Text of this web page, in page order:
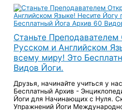
Перейти
содержимому
Станьте
Русском и Английском
всему миру! Это
Видов Йоги.
Друзья, начинайте учиться у
Бесплатный Архив -
Йоги для Начинающих с Нуля.
Упражнений Йоги